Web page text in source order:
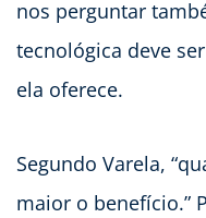
nos perguntar
tecnológica deve
ela oferece.
Segundo Varela,
maior o benefício.”